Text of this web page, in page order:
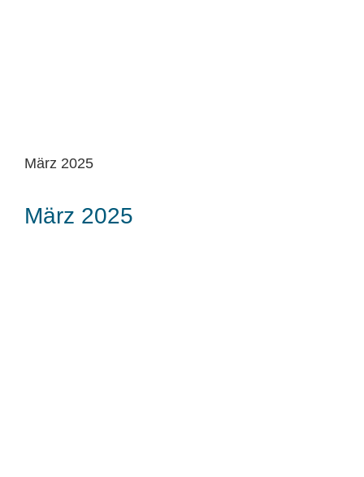
März 2025
März 2025